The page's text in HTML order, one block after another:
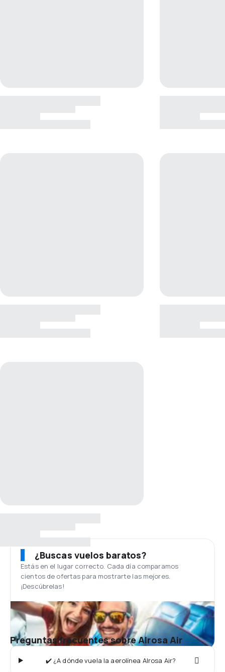
¿Buscas vuelos baratos?
Estás en el lugar correcto. Cada día comparamos
cientos de ofertas para mostrarte las mejores.
¡Descúbrelas!
Preguntas frecuentes sobre Alrosa Air
✔️ ¿A dónde vuela la aerolínea Alrosa Air?